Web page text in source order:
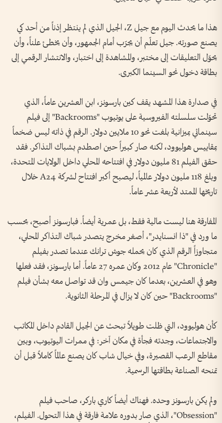
هذا ما يحدث اليوم مع جيل Z، الجيل الذي لم ينتظر إذناً من أحد كي
يصنع صورته. جيل تعلّم أن يجرّب أمام الجمهور، وأن يخطئ علناً، وأن
يحوّل التعليقات إلى مختبر، والمشاهدة إلى اختبار، والانتشار الرقمي إلى
بطاقة دخول نحو السينما الكبرى.
في صدارة هذا المشهد يقف كين بارسونز، ابن العشرين عاماً، الذي
تحوّلت سلسلته الفيروسية على يوتيوب "Backrooms" إلى فيلم
سينمائي بميزانية بلغت نحو 10 ملايين دولار. الرقم في ذاته ليس ضخماً
بمقاييس هوليوود، لكنه صار كبيراً حين اصطدم بشباك التذاكر. فقد
حقق الفيلم 81 مليون دولار في افتتاحه المحلي داخل الولايات المتحدة،
وبلغ 118 مليون دولار عالمياً، ليصبح أكبر افتتاح لشركة A24 خلال
تاريخها الممتد لأربعة عشر عاماً.
المفارقة هنا ليست مالية فقط، بل عمرية أيضاً. فبارسونز أصبح، بحسب
ما ورد في "ذا انسنايدر"، أصغر مخرج يتصدر شباك التذاكر المحلي،
متجاوزاً الرقم الذي كان يحمله جوش ترانك عندما تصدر بفيلم
"Chronicle" عام 2012 وكان عمره 27 عاماً. أما بارسونز، فقد فعلها
وهو في العشرين، بعدما كان جيمس وان قد تواصل معه بشأن فيلم
"Backrooms" حين كان لا يزال في المرحلة الثانوية.
كأن هوليوود، التي ظلت طويلاً تبحث عن الجيل القادم داخل المكاتب
والاجتماعات، وجدته فجأة في مكان آخر: في ممرات اليوتيوب، وبين
مقاطع الرعب القصيرة، وفي خيال شاب كان يصنع عالماً كاملاً قبل أن
تمنحه الصناعة بطاقتها الرسمية.
ولم يكن بارسونز وحده. فهناك أيضاً كاري باركر، صاحب فيلم
"Obsession"، الذي صار بدوره علامة فارقة في هذا التحول. الفيلم،